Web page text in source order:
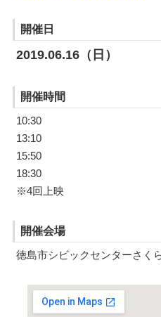
開催日
2019.06.16（日）
開催時間
10:30
13:10
15:50
18:30
※4回上映
開催会場
徳島市シビックセンターさく